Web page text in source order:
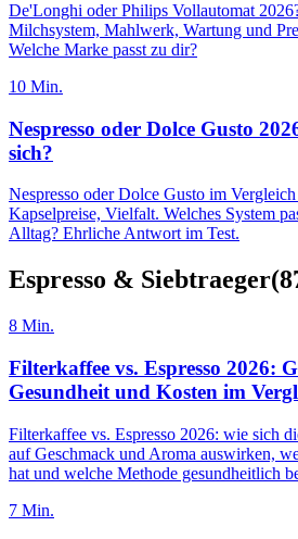
De'Longhi oder Philips Vollautomat
Milchsystem, Mahlwerk, Wartung und
Welche Marke passt zu dir?
10 Min.
Nespresso oder Dolce Gusto
sich?
Nespresso oder Dolce Gusto im
Kapselpreise, Vielfalt. Welches System
Alltag? Ehrliche Antwort im Test.
Espresso & Siebtraeger(
8 Min.
Filterkaffee vs. Espresso 2026:
Gesundheit und Kosten im
Filterkaffee vs. Espresso 2026: wie sich
auf Geschmack und Aroma auswirken,
hat und welche Methode gesundheitlich
7 Min.